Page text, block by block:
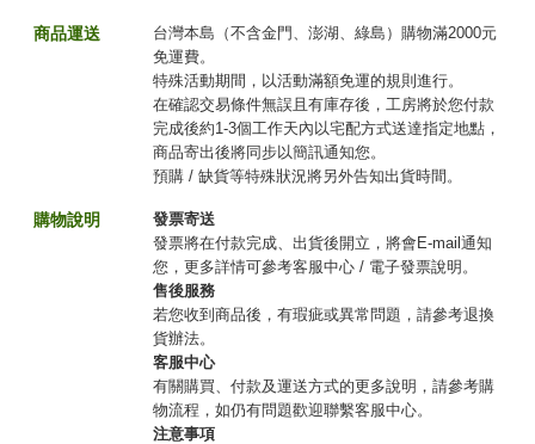
商品運送
台灣本島（不含金門、澎湖、綠島）購物滿2000元
免運費。
特殊活動期間，以活動滿額免運的規則進行。
在確認交易條件無誤且有庫存後，工房將於您付款
完成後約1-3個工作天內以宅配方式送達指定地點，
商品寄出後將同步以簡訊通知您。
預購 / 缺貨等特殊狀況將另外告知出貨時間。
購物說明
發票寄送
發票將在付款完成、出貨後開立，將會E-mail通知
您，更多詳情可參考客服中心 / 電子發票說明。
售後服務
若您收到商品後，有瑕疵或異常問題，請參考退換
貨辦法。
客服中心
有關購買、付款及運送方式的更多說明，請參考購
物流程，如仍有問題歡迎聯繫客服中心。
注意事項